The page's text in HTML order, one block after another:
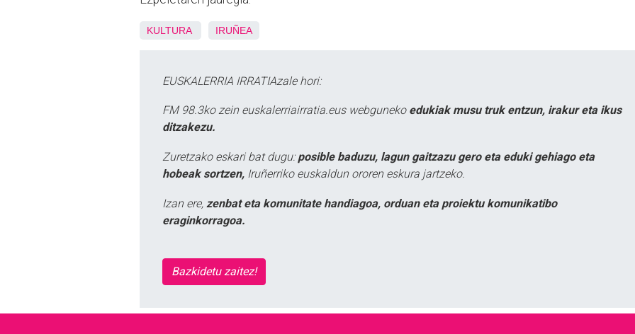
KULTURA IRUÑEA
EUSKALERRIA IRRATIAzale hori:
FM 98.3ko zein euskalerriairratia.eus webguneko edukiak musu truk entzun, irakur eta ikus
ditzakezu.
Zuretzako eskari bat dugu: posible baduzu, lagun gaitzazu gero eta eduki gehiago eta
hobeak sortzen, Iruñerriko euskaldun ororen eskura jartzeko.
Izan ere, zenbat eta komunitate handiagoa, orduan eta proiektu komunikatibo
eraginkorragoa.
Bazkidetu zaitez!